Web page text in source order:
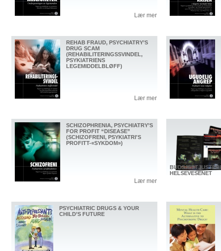
Lær mer
REHAB FRAUD, PSYCHIATRY’S
DRUG SCAM
(REHABILITERINGSSVINDEL,
PSYKIATRIENS
LEGEMIDDELBLØFF)
Lær mer
SCHIZOPHRENIA, PSYCHIATRY’S
FOR PROFIT “DISEASE”
(SCHIZOFRENI, PSYKIATRI'S
PROFITT-«SYKDOM»)
Lær mer
HELSEVESENET
PSYCHIATRIC DRUGS & YOUR
CHILD’S FUTURE